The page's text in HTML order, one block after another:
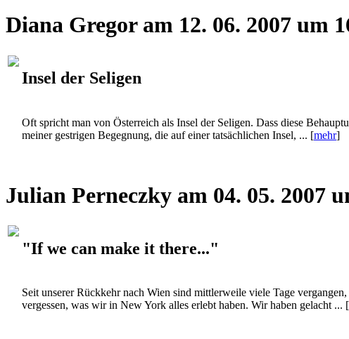
Diana Gregor am 12. 06. 2007 um
meiner gestrigen Begegnung, die auf einer tatsächlichen Insel, ... [mehr]
Julian Perneczky am 04. 05. 2007
vergessen, was wir in New York alles erlebt haben. Wir haben gelacht ... [